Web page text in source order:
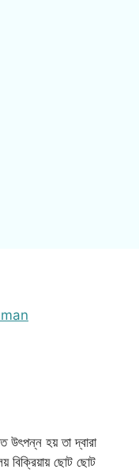
উৎপন্ন হয় তা দ্বারা
বিক্রিয়ায় ছোট ছোট